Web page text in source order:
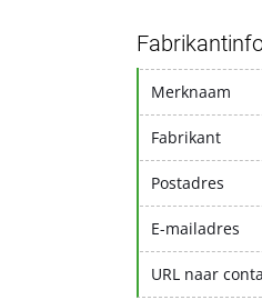
Merknaam
Fabrikant
Postadres
E-mailadres
URL naar